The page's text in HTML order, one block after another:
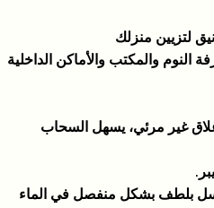
لتزيين منزلك
والمكتب والأماكن الداخلية
غير مرئي، يسهل السحاب
بلطف بشكل منفصل في الماء